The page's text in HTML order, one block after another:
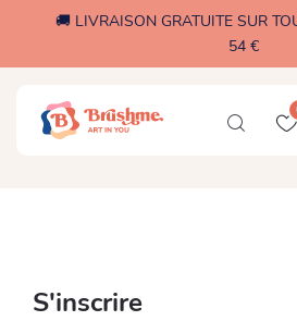
🚚 LIVRAISON GRATUITE SUR
54 €
S'inscrire